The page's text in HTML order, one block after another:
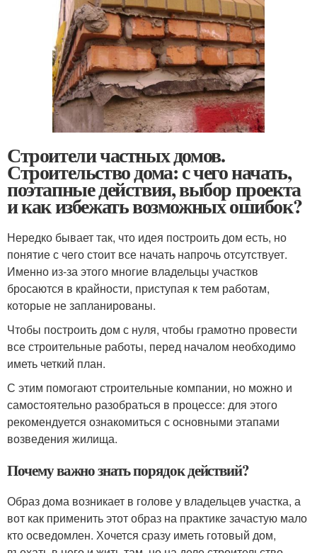
Строители частных домов.
Строительство дома: с чего начать,
поэтапные действия, выбор проекта
и как избежать возможных ошибок?
Нередко бывает так, что идея построить дом есть, но
понятие с чего стоит все начать напрочь отсутствует.
Именно из-за этого многие владельцы участков
бросаются в крайности, приступая к тем работам,
которые не запланированы.
Чтобы построить дом с нуля, чтобы грамотно провести
все строительные работы, перед началом необходимо
иметь четкий план.
С этим помогают строительные компании, но можно и
самостоятельно разобраться в процессе: для этого
рекомендуется ознакомиться с основными этапами
возведения жилища.
Почему важно знать порядок действий?
Образ дома возникает в голове у владельцев участка, а
вот как применить этот образ на практике зачастую мало
кто осведомлен. Хочется сразу иметь готовый дом,